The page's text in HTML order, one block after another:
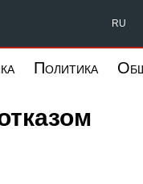
RU
Политика